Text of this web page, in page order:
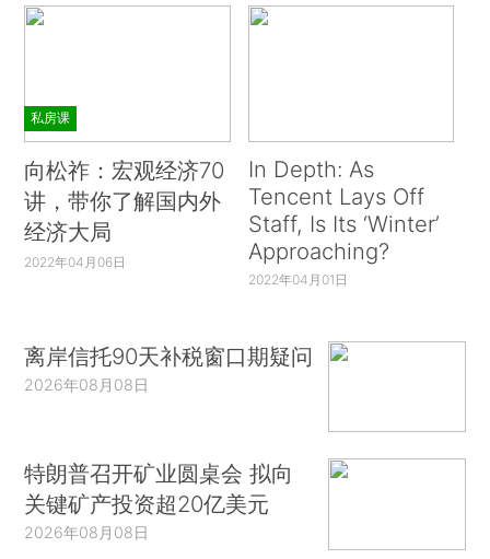
私房课
向松祚：宏观经济70
讲，带你了解国内外
经济大局
2022年04月06日
In Depth: As
Tencent Lays Off
Staff, Is Its ‘Winter’
Approaching?
2022年04月01日
离岸信托90天补税窗口期疑问
2026年08月08日
特朗普召开矿业圆桌会 拟向
关键矿产投资超20亿美元
2026年08月08日